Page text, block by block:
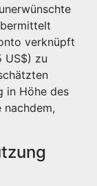
verknüpft
US$) zu
in Höhe des
nachdem,